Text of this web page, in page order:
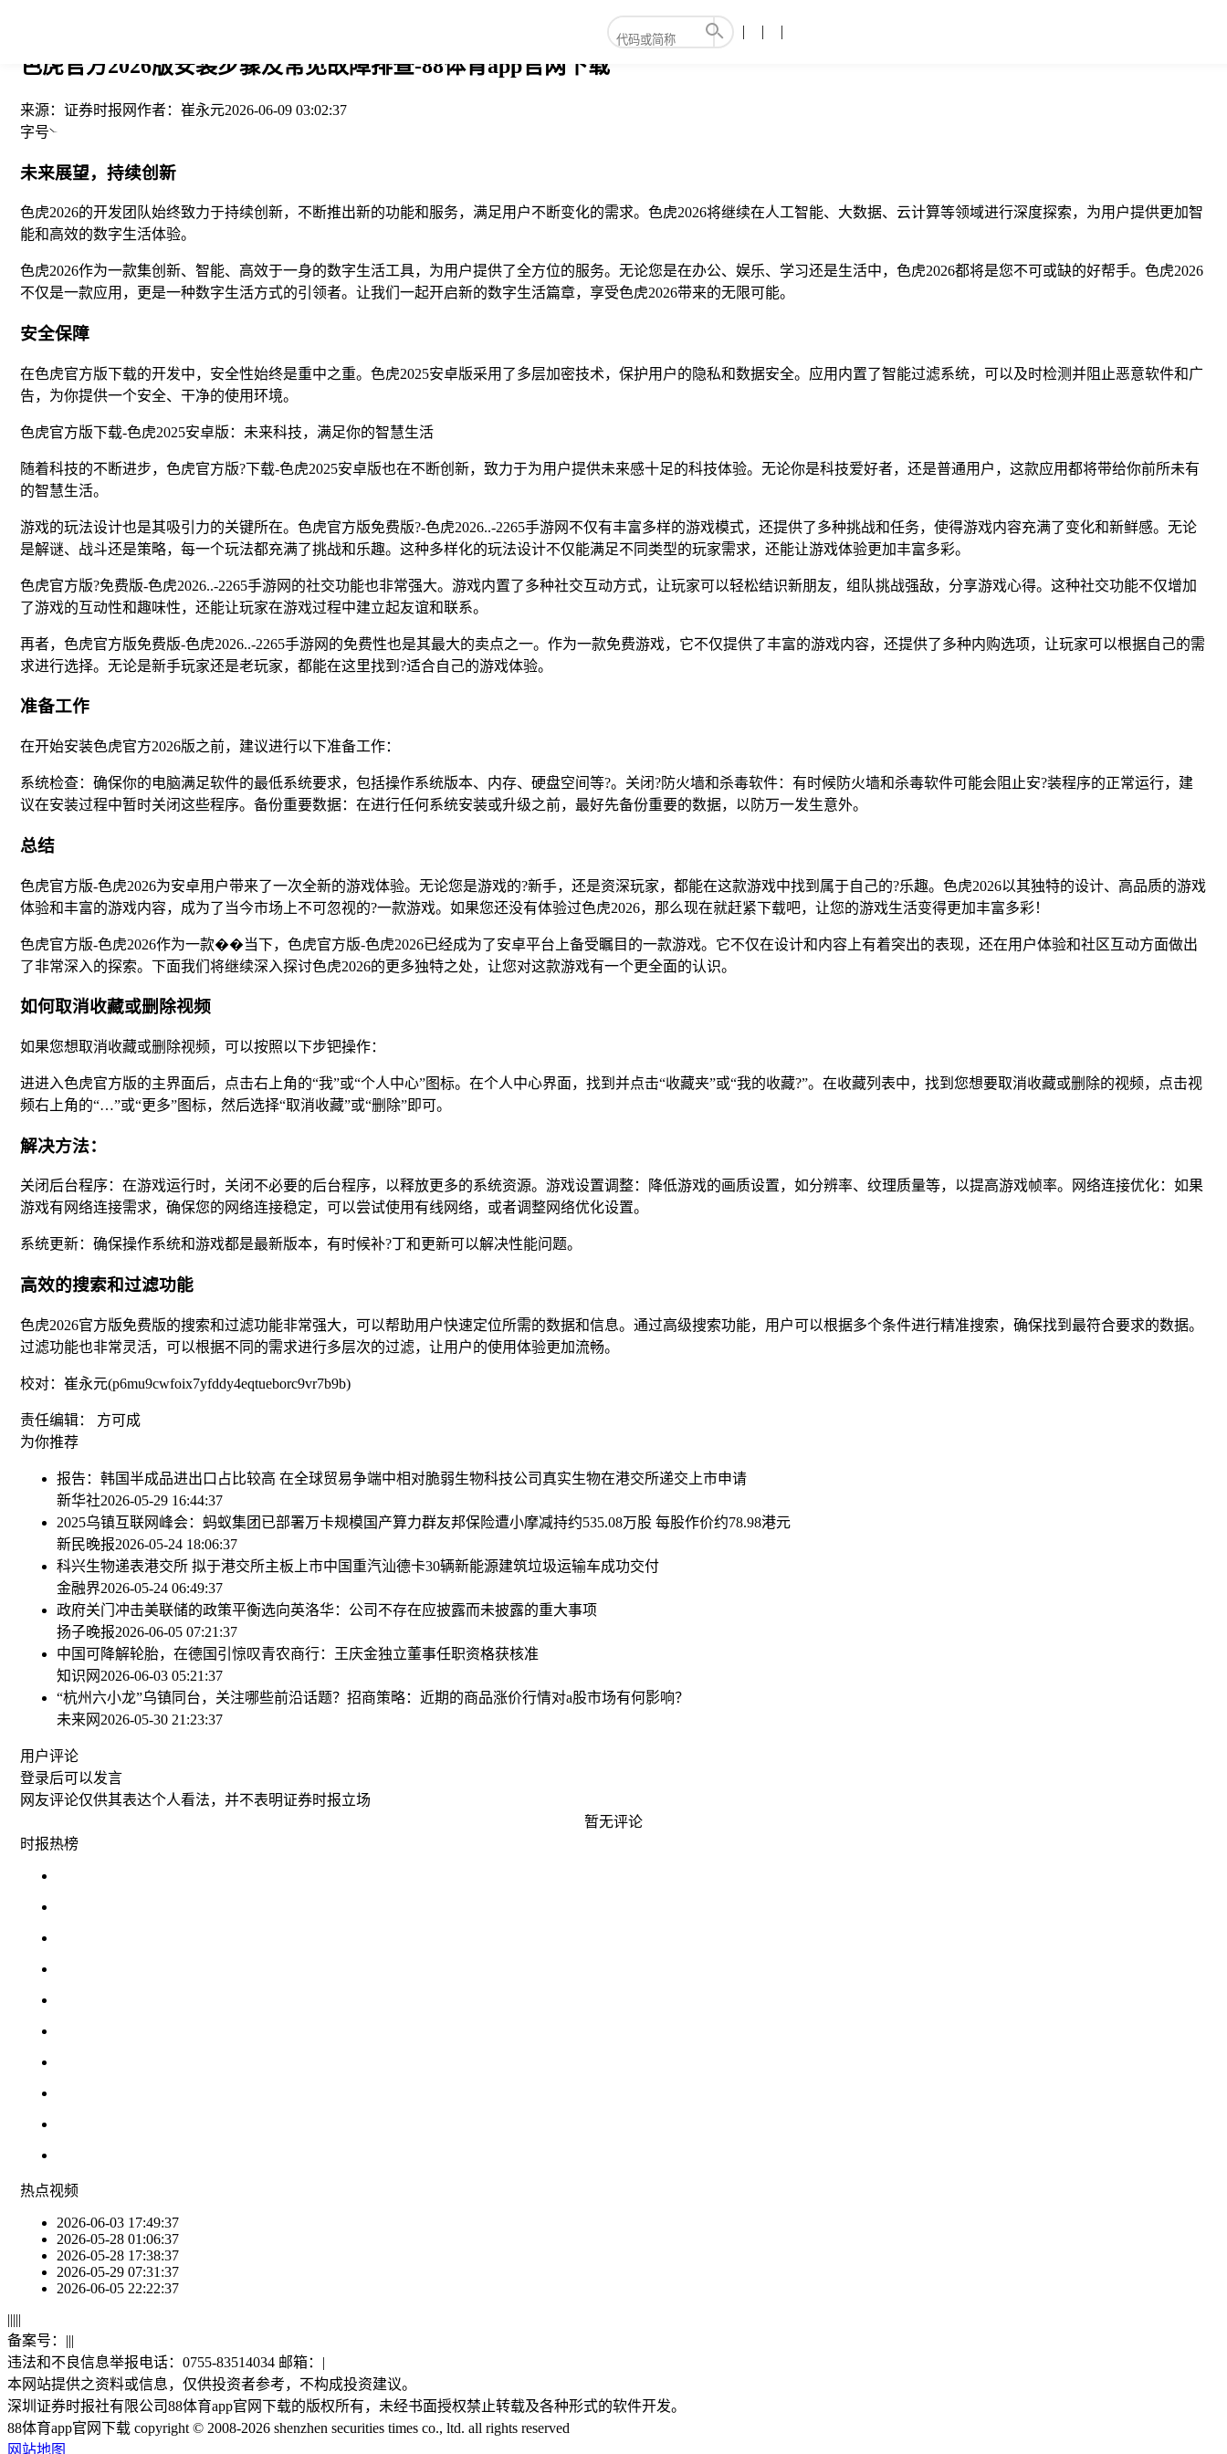
色虎官方2026版安装步骤及常见故障排查-88体育app官网下载
来源： 证券时报网作者： 崔永元2026-06-09 03:02:37
字号
未来展望，持续创新
色虎2026的开发团队始终致力于持续创新，不断推出新的功能和服务，满足用户不断变化的需求。色虎2026将继续在人工智能、大数据、云计算等领域进行深度探索，为用户提供更加智
能和高效的数字生活体验。
色虎2026作为一款集创新、智能、高效于一身的数字生活工具，为用户提供了全方位的服务。无论您是在办公、娱乐、学习还是生活中，色虎2026都将是您不可或缺的好帮手。色虎2026
不仅是一款应用，更是一种数字生活方式的引领者。让我们一起开启新的数字生活篇章，享受色虎2026带来的无限可能。
安全保障
在色虎官方版下载的开发中，安全性始终是重中之重。色虎2025安卓版采用了多层加密技术，保护用户的隐私和数据安全。应用内置了智能过滤系统，可以及时检测并阻止恶意软件和广
告，为你提供一个安全、干净的使用环境。
色虎官方版下载-色虎2025安卓版：未来科技，满足你的智慧生活
随着科技的不断进步，色虎官方版?下载-色虎2025安卓版也在不断创新，致力于为用户提供未来感十足的科技体验。无论你是科技爱好者，还是普通用户，这款应用都将带给你前所未有
的智慧生活。
游戏的玩法设计也是其吸引力的关键所在。色虎官方版免费版?-色虎2026..-2265手游网不仅有丰富多样的游戏模式，还提供了多种挑战和任务，使得游戏内容充满了变化和新鲜感。无论
是解谜、战斗还是策略，每一个玩法都充满了挑战和乐趣。这种多样化的玩法设计不仅能满足不同类型的玩家需求，还能让游戏体验更加丰富多彩。
色虎官方版?免费版-色虎2026..-2265手游网的社交功能也非常强大。游戏内置了多种社交互动方式，让玩家可以轻松结识新朋友，组队挑战强敌，分享游戏心得。这种社交功能不仅增加
了游戏的互动性和趣味性，还能让玩家在游戏过程中建立起友谊和联系。
再者，色虎官方版免费版-色虎2026..-2265手游网的免费性也是其最大的卖点之一。作为一款免费游戏，它不仅提供了丰富的游戏内容，还提供了多种内购选项，让玩家可以根据自己的需
求进行选择。无论是新手玩家还是老玩家，都能在这里找到?适合自己的游戏体验。
准备工作
在开始安装色虎官方2026版之前，建议进行以下准备工作：
系统检查：确保你的电脑满足软件的最低系统要求，包括操作系统版本、内存、硬盘空间等?。关闭?防火墙和杀毒软件：有时候防火墙和杀毒软件可能会阻止安?装程序的正常运行，建
议在安装过程中暂时关闭这些程序。备份重要数据：在进行任何系统安装或升级之前，最好先备份重要的数据，以防万一发生意外。
总结
色虎官方版-色虎2026为安卓用户带来了一次全新的游戏体验。无论您是游戏的?新手，还是资深玩家，都能在这款游戏中找到属于自己的?乐趣。色虎2026以其独特的设计、高品质的游戏
体验和丰富的游戏内容，成为了当今市场上不可忽视的?一款游戏。如果您还没有体验过色虎2026，那么现在就赶紧下载吧，让您的游戏生活变得更加丰富多彩！
色虎官方版-色虎2026作为一款��当下，色虎官方版-色虎2026已经成为了安卓平台上备受瞩目的一款游戏。它不仅在设计和内容上有着突出的表现，还在用户体验和社区互动方面做出
了非常深入的探索。下面我们将继续深入探讨色虎2026的更多独特之处，让您对这款游戏有一个更全面的认识。
如何取消收藏或删除视频
如果您想取消收藏或删除视频，可以按照以下步钯操作：
进进入色虎官方版的主界面后，点击右上角的“我”或“个人中心”图标。在个人中心界面，找到并点击“收藏夹”或“我的收藏?”。在收藏列表中，找到您想要取消收藏或删除的视频，点击视
频右上角的“…”或“更多”图标，然后选择“取消收藏”或“删除”即可。
解决方法：
关闭后台程序：在游戏运行时，关闭不必要的后台程序，以释放更多的系统资源。游戏设置调整：降低游戏的画质设置，如分辨率、纹理质量等，以提高游戏帧率。网络连接优化：如果
游戏有网络连接需求，确保您的网络连接稳定，可以尝试使用有线网络，或者调整网络优化设置。
系统更新：确保操作系统和游戏都是最新版本，有时候补?丁和更新可以解决性能问题。
高效的搜索和过滤功能
色虎2026官方版免费版的搜索和过滤功能非常强大，可以帮助用户快速定位所需的数据和信息。通过高级搜索功能，用户可以根据多个条件进行精准搜索，确保找到最符合要求的数据。
过滤功能也非常灵活，可以根据不同的需求进行多层次的过滤，让用户的使用体验更加流畅。
校对：崔永元(p6mu9cwfoix7yfddy4eqtueborc9vr7b9b)
责任编辑： 方可成
为你推荐
报告：韩国半成品进出口占比较高 在全球贸易争端中相对脆弱生物科技公司真实生物在港交所递交上市申请
新华社2026-05-29 16:44:37
2025乌镇互联网峰会：蚂蚁集团已部署万卡规模国产算力群友邦保险遭小摩减持约535.08万股 每股作价约78.98港元
新民晚报2026-05-24 18:06:37
科兴生物递表港交所 拟于港交所主板上市中国重汽汕德卡30辆新能源建筑垃圾运输车成功交付
金融界2026-05-24 06:49:37
政府关门冲击美联储的政策平衡选向英洛华：公司不存在应披露而未披露的重大事项
扬子晚报2026-06-05 07:21:37
中国可降解轮胎，在德国引惊叹青农商行：王庆金独立董事任职资格获核准
知识网 2026-06-03 05:21:37
“杭州六小龙”乌镇同台，关注哪些前沿话题？ 招商策略：近期的商品涨价行情对a股市场有何影响？
未来网 2026-05-30 21:23:37
用户评论
登录后可以发言
网友评论仅供其表达个人看法，并不表明证券时报立场
暂无评论
时报热榜
热点视频
2026-06-03 17:49:37
2026-05-28 01:06:37
2026-05-28 17:38:37
2026-05-29 07:31:37
2026-06-05 22:22:37
|||||
备案号： |||
违法和不良信息举报电话：0755-83514034 邮箱： |
本网站提供之资料或信息，仅供投资者参考，不构成投资建议。
深圳证券时报社有限公司88体育app官网下载的版权所有，未经书面授权禁止转载及各种形式的软件开发。
88体育app官网下载 copyright © 2008-2026 shenzhen securities times co., ltd. all rights reserved
网站地图